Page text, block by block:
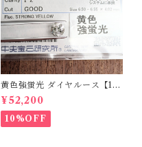
黄色強蛍光 ダイヤルース【1.0
98ct】PRO208215
¥52,200
10%OFF